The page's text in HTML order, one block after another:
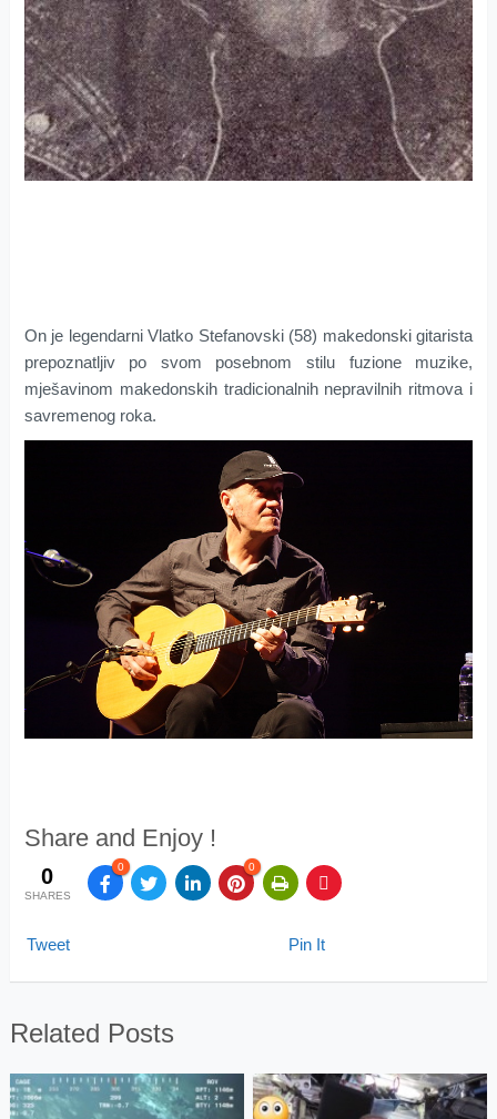
On je legendarni Vlatko Stefanovski (58) makedonski gitarista
prepoznatljiv po svom posebnom stilu fuzione muzike,
mješavinom makedonskih tradicionalnih nepravilnih ritmova i
savremenog roka.
Share and Enjoy !
0
SHARES
0 0
Tweet Pin It
Related Posts